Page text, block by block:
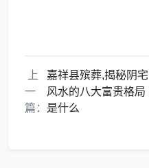
上
一
篇：
嘉祥县殡葬,揭秘阴宅
风水的八大富贵格局
是什么